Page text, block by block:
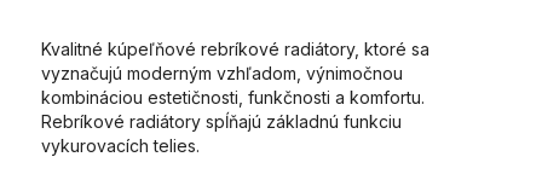
Kvalitné kúpeľňové rebríkové radiátory, ktoré sa
vyznačujú moderným vzhľadom, výnimočnou
kombináciou estetičnosti, funkčnosti a komfortu.
Rebríkové radiátory spĺňajú základnú funkciu
vykurovacích telies.